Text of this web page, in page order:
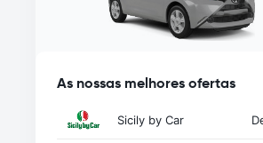
As nossas melhores ofertas
Sicily by Car